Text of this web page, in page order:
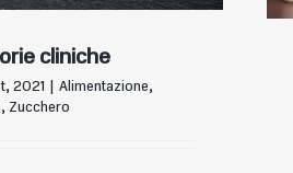
cliniche
2021 Alimentazione,
, Zucchero